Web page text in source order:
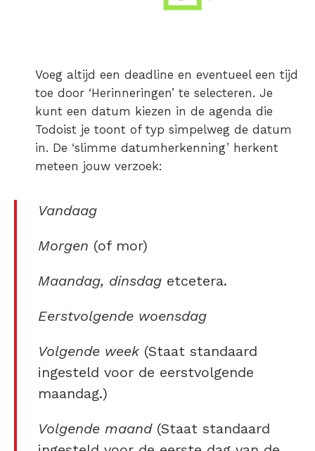
Voeg altijd een deadline en eventueel een tijd
toe door ‘Herinneringen’ te selecteren. Je
kunt een datum kiezen in de agenda die
Todoist je toont of typ simpelweg de datum
in. De ‘slimme datumherkenning’ herkent
meteen jouw verzoek:
Vandaag
Morgen (of mor)
Maandag, dinsdag etcetera.
Eerstvolgende woensdag
Volgende week (Staat standaard
ingesteld voor de eerstvolgende
maandag.)
Volgende maand(Staat standaard